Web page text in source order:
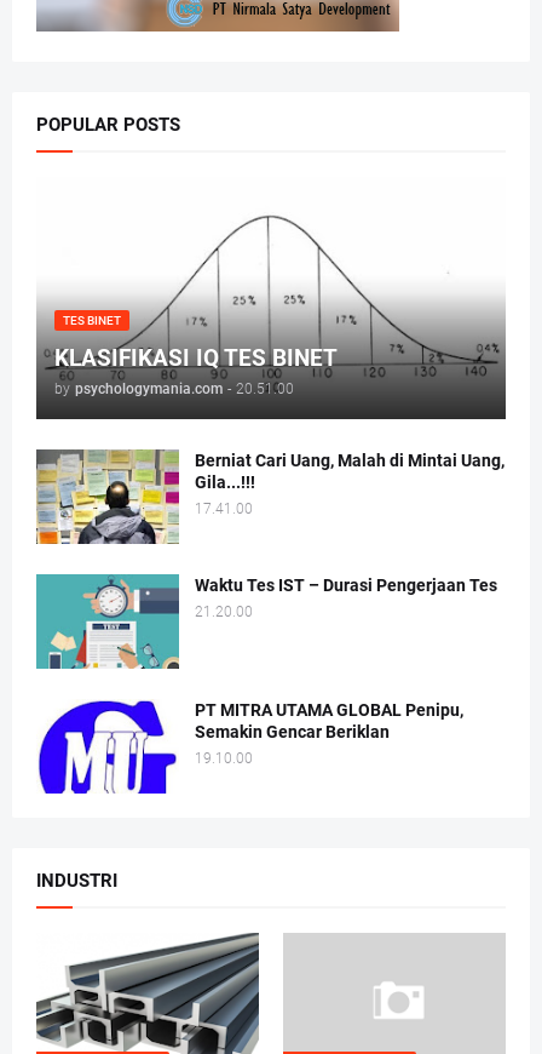
POPULAR POSTS
TES BINET
KLASIFIKASI IQ TES BINET
by psychologymania.com - 20.51.00
Berniat Cari Uang, Malah di Mintai Uang,
Gila...!!!
17.41.00
Waktu Tes IST – Durasi Pengerjaan Tes
21.20.00
PT MITRA UTAMA GLOBAL Penipu,
Semakin Gencar Beriklan
19.10.00
INDUSTRI